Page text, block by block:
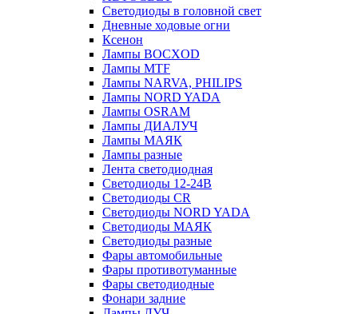
Светодиоды в головной свет
Дневные ходовые огни
Ксенон
Лампы BOCXOD
Лампы MTF
Лампы NARVA, PHILIPS
Лампы NORD YADA
Лампы OSRAM
Лампы ДИАЛУЧ
Лампы МАЯК
Лампы разные
Лента светодиодная
Светодиоды 12-24В
Светодиоды CR
Светодиоды NORD YADA
Светодиоды МАЯК
Светодиоды разные
Фары автомобильные
Фары противотуманные
Фары светодиодные
Фонари задние